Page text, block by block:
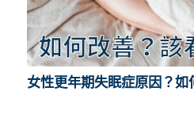
女性更年期失眠症原因？如